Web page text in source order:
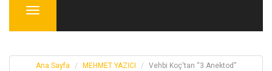
Menu
Ana Sayfa MEHMET YAZICI Vehbi Koç'tan “3 Anektod”